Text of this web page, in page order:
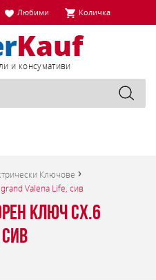
Любими Количка
и консумативи
Ключове
Valena Life, сив
ключ сх.6